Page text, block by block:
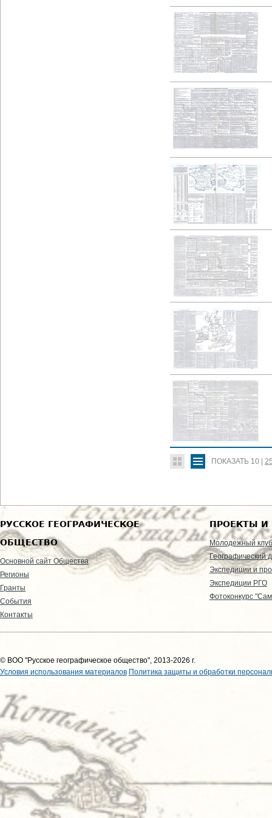
ПОКАЗАТЬ 10
РУССКОЕ ГЕОГРАФИЧЕСКОЕ
ОБЩЕСТВО
Основной сайт Общества
Регионы
Гранты
События
Контакты
ПРОЕКТЫ И
Молодежный клуб
Географический
Экспедиции и
Экспедиции РГО
Фотоконкурс
© ВОО "Русское географическое общество", 2013-2026 г.
Условия использования материалов Политика защиты и обработки